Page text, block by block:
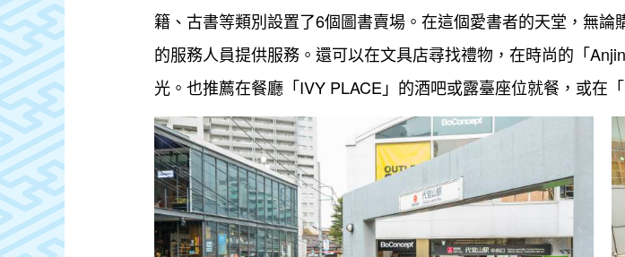
籍、古書等類別設置了6個圖書賣場。在這個愛書者的天堂，無
的服務人員提供服務。還可以在文具店尋找禮物，在時尚的「
光。也推薦在餐廳「IVY PLACE」的酒吧或露臺座位就餐，或在